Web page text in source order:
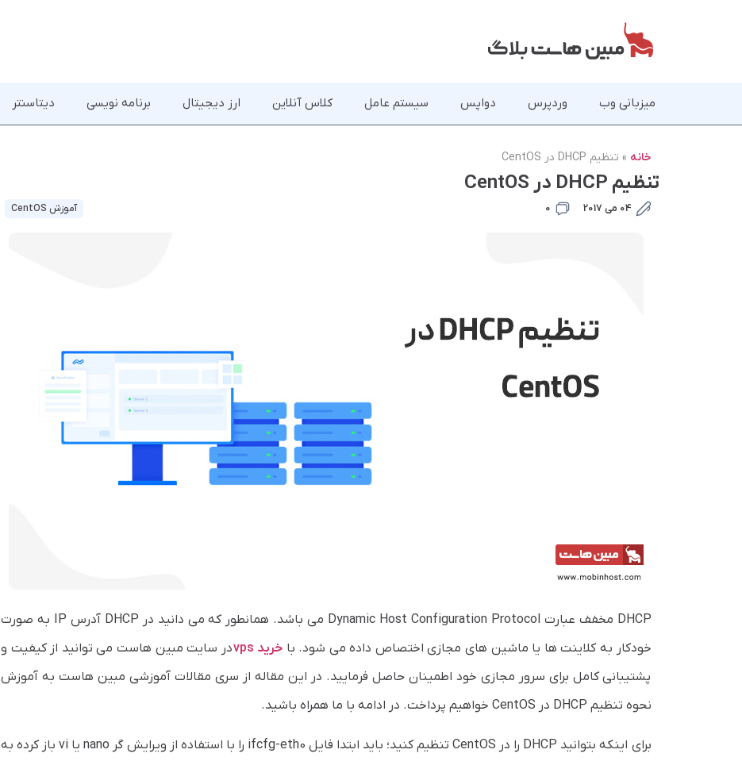
میزبانی وب وردپرس دواپس سیستم عامل کلاس آنلاین ارز دیجیتال برنامه نویسی دیتاسنتر
خانه » تنظیم DHCP‌ در CentOS
تنظیم DHCP‌ در CentOS
04 می 2017 0 آموزش CentOS
DHCP مخفف عبارت Dynamic Host Configuration Protocol می باشد. همانطور که می دانید در DHCP آدرس IP به صورت
خودکار به کلاینت ها یا ماشین های مجازی اختصاص داده می شود. باخرید vps
در سایت مبین هاست می توانید از کیفیت و
پشتیبانی کامل برای سرور مجازی خود اطمینان حاصل فرمایید. در این مقاله از سری مقالات آموزشی مبین هاست به آموزش
نحوه تنظیم DHCP‌ در CentOS خواهیم پرداخت. در ادامه با ما همراه باشید.
برای اینکه بتوانید DHCP را در CentOS تنظیم کنید؛ باید ابتدا فایل ifcfg-eth0 را با استفاده از ویرایش گر nano یا vi باز کرده به